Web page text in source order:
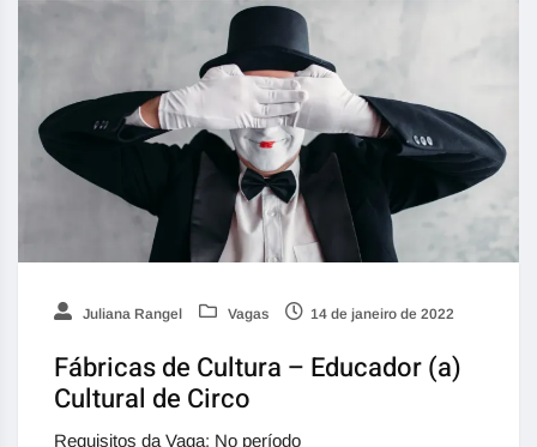
Juliana Rangel Vagas 14 de janeiro de 2022
Fábricas de Cultura – Educador (a)
Cultural de Circo
Requisitos da Vaga: No período